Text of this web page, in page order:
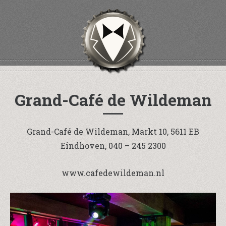
Grand-Café de Wildeman
Grand-Café de Wildeman, Markt 10, 5611 EB
Eindhoven, 040 – 245 2300
www.cafedewildeman.nl